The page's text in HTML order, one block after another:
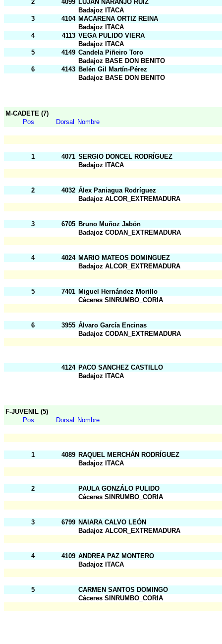
2 4099 LUJAN NARANJO RUIZ
Badajoz ITACA
3
4104 MACARENA ORTIZ REINA
Badajoz ITACA
4
4113 VEGA PULIDO VIERA
Badajoz ITACA
5
4149 Candela Piñeiro Toro
Badajoz BASE DON BENITO
6
4143 Belén Gil Martín-Pérez
Badajoz BASE DON BENITO
M-CADETE (7)
Pos
Dorsal Nombre
1 4071 SERGIO DONCEL RODRÍGUEZ
Badajoz ITACA
2 4032 Álex Paniagua Rodríguez
Badajoz ALCOR_EXTREMADURA
3 6705 Bruno Muñoz Jabón
Badajoz CODAN_EXTREMADURA
4 4024 MARIO MATEOS DOMINGUEZ
Badajoz ALCOR_EXTREMADURA
5 7401 Miguel Hernández Morillo
Cáceres SINRUMBO_CORIA
6 3955 Álvaro García Encinas
Badajoz CODAN_EXTREMADURA
4124 PACO SANCHEZ CASTILLO
Badajoz ITACA
F-JUVENIL (5)
Pos
Dorsal Nombre
1 4089 RAQUEL MERCHÁN RODRÍGUEZ
Badajoz ITACA
2
PAULA GONZÁLO PULIDO
Cáceres SINRUMBO_CORIA
3 6799 NAIARA CALVO LEÓN
Badajoz ALCOR_EXTREMADURA
4 4109 ANDREA PAZ MONTERO
Badajoz ITACA
5
CARMEN SANTOS DOMINGO
Cáceres SINRUMBO_CORIA